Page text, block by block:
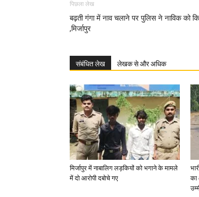
पिछला लेख
बढ़ती गंगा में नाव चलाने पर पुलिस ने नाविक को
,मिर्जापुर
संबंधित लेख लेखक से और अधिक
मिर्जापुर में नाबालिग लड़कियों को भगाने के मामले
में दो आरोपी दबोचे गए
का